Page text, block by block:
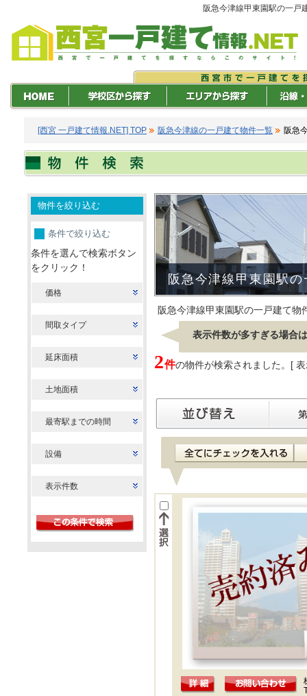
阪急今津線甲東園駅の一戸
[西宮 一戸建て情報.NET] TOP 阪急今津線の一戸建て物件一覧 阪急
物件を絞り込む
条件で絞り込む
条件を選んで検索ボタン
をクリック！
価格
間取タイプ
延床面積
土地面積
最寄駅までの時間
設備
表示件数
阪急今津線甲東園駅
阪急今津線甲東園駅の一戸建て物
表示件数が多すぎる場合
2件の物件が検索されました。[